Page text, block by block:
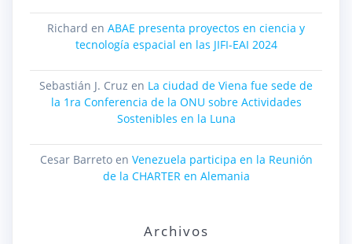
Richard en ABAE presenta proyectos en ciencia y
tecnología espacial en las JIFI-EAI 2024
Sebastián J. Cruz en La ciudad de Viena fue sede de
la 1ra Conferencia de la ONU sobre Actividades
Sostenibles en la Luna
Cesar Barretoen Venezuela participa en la Reunión
de la CHARTER en Alemania
Archivos